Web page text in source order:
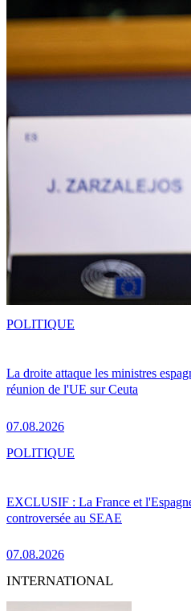
La droite attaque les ministres
réunion de l'UE sur Ceuta
07.08.2026
POLITIQUE
EXCLUSIF : La France et
controversée au SEAE
07.08.2026
POLITIQUE
INTERNATIONAL